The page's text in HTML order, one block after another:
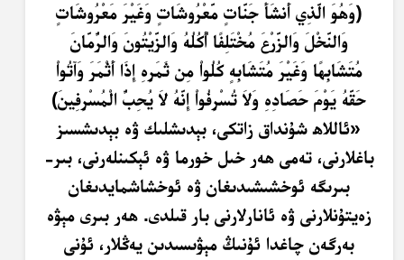
﴿وَهُو الَّذِي أَنشَأَ جنات معروشات وغير معروشات
والنخل والزرع مختلفاأُكلُهُ والزيتون والرمان
متشابِهًا وغير متشابِهٍ كلوا منثَمرِهِ إِذَاأَثْمر وَآتوا
حقَّهُ يوم حَصَادِهِ ولا تسرفوا إِنَّهُ لا يحب المسرفين﴾
«ئاللاھ شۇنداق زاتكى، بېدىشلىك ۋە بېدىشسىز
باغلارنى، تەمى ھەر خىل خورما ۋە ئېكىنلەرنى، بىر-
بىرىگە ئوخشىشىدىغان ۋە ئوخشاشمايدىغان
زەيتۇنلارنى ۋە ئانارلارنى بار قىلدى. ھەر بىرى مېۋە
بەرگەن چاغدا ئۇنىڭ مېۋىسىدىن يەڭلار، ئۇنى